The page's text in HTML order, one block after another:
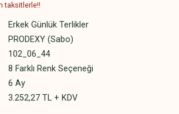
taksitlerle!!
Erkek Günlük Terlikler
PRODEXY (Sabo)
102_06_44
8 Farklı Renk Seçeneği
6 Ay
3.252,27 TL + KDV